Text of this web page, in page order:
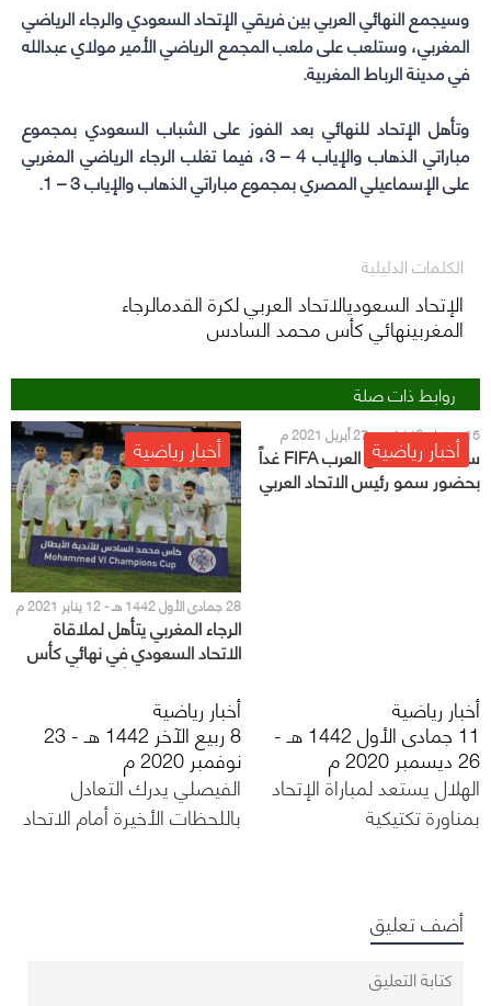
وسيجمع النهائي العربي بين فريقي الإتحاد السعودي والرجاء الرياضي
المغربي، وستلعب على ملعب المجمع الرياضي الأمير مولاي عبدالله
في مدينة الرباط المغربية.
وتأهل الإتحاد للنهائي بعد الفوز على الشباب السعودي بمجموع
مباراتي الذهاب والإياب 4 – 3، فيما تغلب الرجاء الرياضي المغربي
على الإسماعيلي المصري بمجموع مباراتي الذهاب والإياب 3 – 1.
الكلمات الدليلية
الإتحاد السعوديالاتحاد العربي لكرة القدمالرجاء
المغربينهائي كأس محمد السادس
روابط ذات صلة
أخبار رياضية15 رمضان 1442 هـ - 27 أبريل 2021 م
سحب قرعة كأس العرب FIFA غداً
بحضور سمو رئيس الاتحاد العربي
أخبار رياضية
28 جمادى الأول 1442 هـ - 12 يناير 2021 م
الرجاء المغربي يتأهل لملاقاة
الاتحاد السعودي في نهائي كأس
محمد السادس للأندية الأبطال
أخبار رياضية
11 جمادى الأول 1442 هـ -
26 ديسمبر 2020 م
الهلال يستعد لمباراة الإتحاد
بمناورة تكتيكية
أخبار رياضية
8 ربيع الآخر 1442 هـ - 23
نوفمبر 2020 م
الفيصلي يدرك التعادل
باللحظات الأخيرة أمام الاتحاد
أضف تعليق